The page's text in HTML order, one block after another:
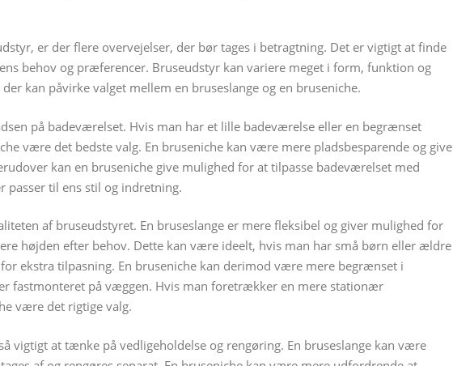
er der flere overvejelser, der bør tages i betragtning. Det er vigtigt at finde
behov og præferencer. Bruseudstyr kan variere meget i form, funktion og
kan påvirke valget mellem en bruseslange og en bruseniche.
på badeværelset. Hvis man har et lille badeværelse eller en begrænset
være det bedste valg. En bruseniche kan være mere pladsbesparende og give
kan en bruseniche give mulighed for at tilpasse badeværelset med
passer til ens stil og indretning.
af bruseudstyret. En bruseslange er mere fleksibel og giver mulighed for
højden efter behov. Dette kan være ideelt, hvis man har små børn eller ældre
ekstra tilpasning. En bruseniche kan derimod være mere begrænset i
fastmonteret på væggen. Hvis man foretrækker en mere stationær
være det rigtige valg.
vigtigt at tænke på vedligeholdelse og rengøring. En bruseslange kan være